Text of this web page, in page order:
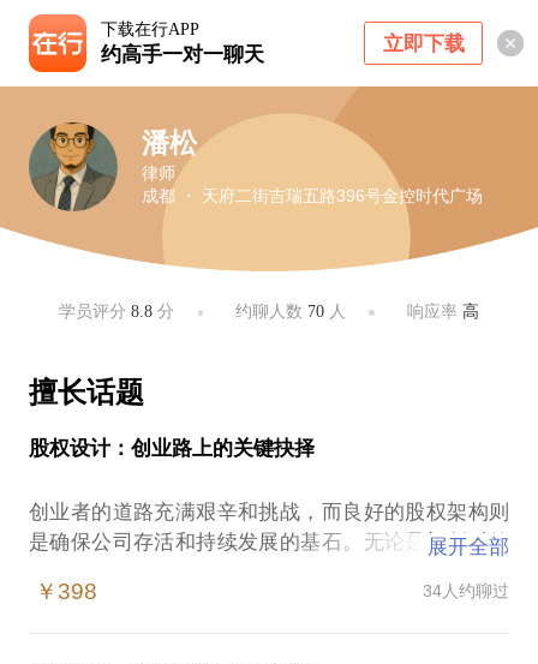
下载在行APP
约高手一对一聊天 立即下载
潘松
律师
成都 ・ 天府二街吉瑞五路396号金控时代广场
学员评分8.8 分 约聊人数 70人 响应率 高
擅长话题
股权设计：创业路上的关键抉择
创业者的道路充满艰辛和挑战，而良好的股权架构则
是确保公司存活和持续发展的基石。无论是初创时的
融资过程中的关键决策，都离不开精心设计的股权安
展开全部
￥398 34人约聊过